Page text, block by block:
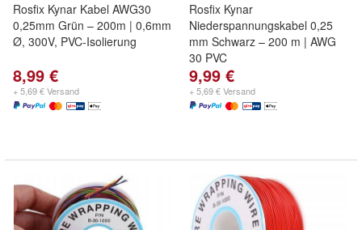
Rosfix Kynar Kabel AWG30
0,25mm Grün – 200m | 0,6mm
Ø, 300V, PVC-Isolierung
8,99 €
+ 5,69 € Versand
Rosfix Kynar
Niederspannungskabel 0,25
mm Schwarz – 200 m | AWG
30 PVC
9,99 €
+ 5,69 € Versand